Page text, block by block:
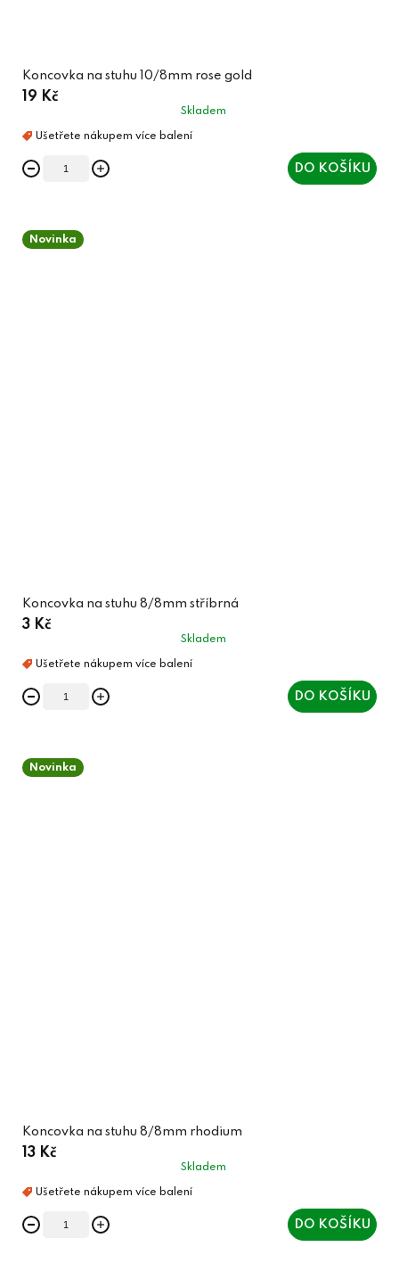
Koncovka na stuhu 10/8mm rose gold
19 Kč
Skladem
DO KOŠÍKU
Novinka
Koncovka na stuhu 8/8mm stříbrná
3 Kč
Skladem
DO KOŠÍKU
Novinka
Koncovka na stuhu 8/8mm rhodium
13 Kč
Skladem
DO KOŠÍKU